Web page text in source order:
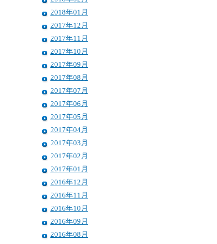
2018年01月
2017年12月
2017年11月
2017年10月
2017年09月
2017年08月
2017年07月
2017年06月
2017年05月
2017年04月
2017年03月
2017年02月
2017年01月
2016年12月
2016年11月
2016年10月
2016年09月
2016年08月